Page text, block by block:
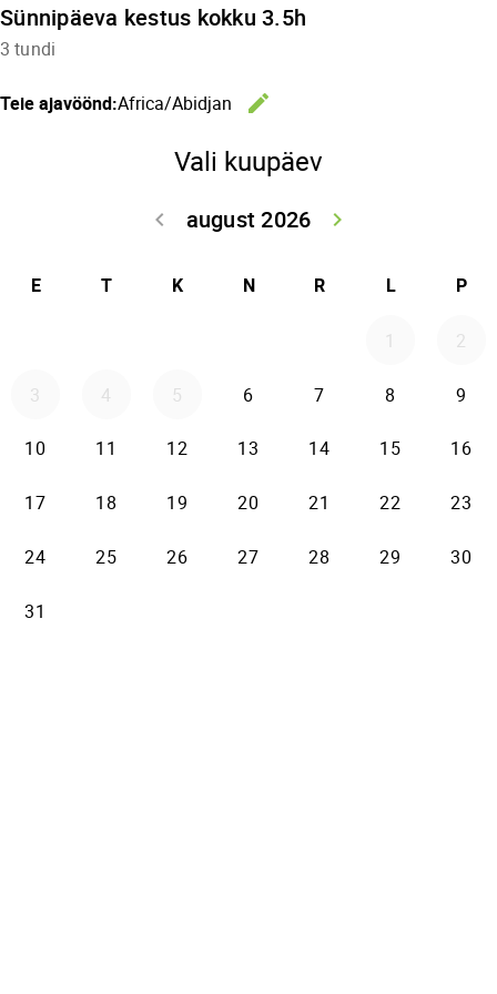
Sünnipäeva kestus kokku 3.5h
3 tundi
Teie ajavöönd:Africa/Abidjan
edit
Vali kuupäev
august 2026
keyboard_arrow_left
keyboard_arrow_right
E T K N R L P
1 2
3 4 5 6 7 8 9
10 11 12 13 14 15 16
17 18 19 20 21 22 23
24 25 26 27 28 29 30
31